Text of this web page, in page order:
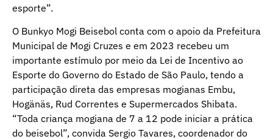
esporte”.
O Bunkyo Mogi Beisebol conta com o apoio da Prefeitura
Municipal de Mogi Cruzes e em 2023 recebeu um
importante estímulo por meio da Lei de Incentivo ao
Esporte do Governo do Estado de São Paulo, tendo a
participação direta das empresas mogianas Embu,
Hogänäs, Rud Correntes e Supermercados Shibata.
“Toda criança mogiana de 7 a 12 pode iniciar a prática
do beisebol”, convida Sergio Tavares, coordenador do